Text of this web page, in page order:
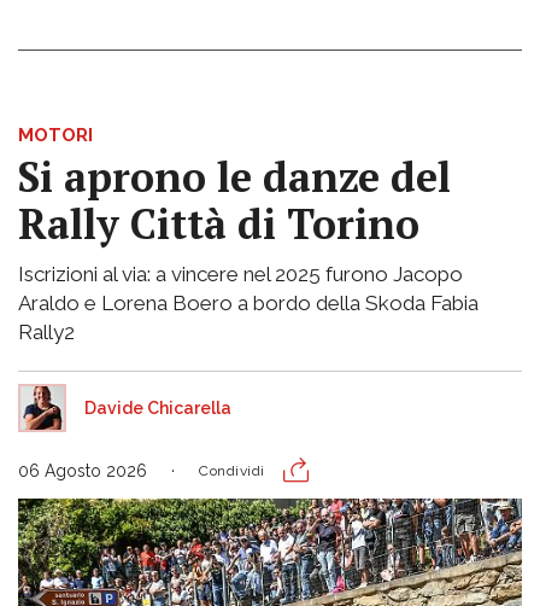
MOTORI
Si aprono le danze del
Rally Città di Torino
Iscrizioni al via: a vincere nel 2025 furono Jacopo
Araldo e Lorena Boero a bordo della Skoda Fabia
Rally2
Davide Chicarella
06 Agosto 2026 Condividi